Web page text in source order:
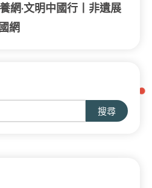
網·文明中國行丨非遺展
網
搜尋